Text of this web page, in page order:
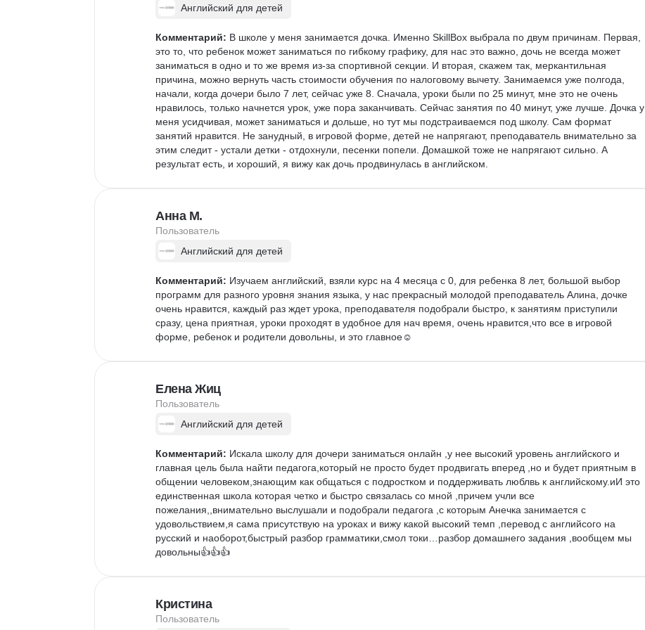
Английский для детей
Комментарий: В школе у меня занимается дочка. Именно SkillBox выбрала по двум причинам. Первая,
это то, что ребенок может заниматься по гибкому графику, для нас это важно, дочь не всегда может
заниматься в одно и то же время из-за спортивной секции. И вторая, скажем так, меркантильная
причина, можно вернуть часть стоимости обучения по налоговому вычету. Занимаемся уже полгода,
начали, когда дочери было 7 лет, сейчас уже 8. Сначала, уроки были по 25 минут, мне это не очень
нравилось, только начнется урок, уже пора заканчивать. Сейчас занятия по 40 минут, уже лучше. Дочка у
меня усидчивая, может заниматься и дольше, но тут мы подстраиваемся под школу. Сам формат
занятий нравится. Не занудный, в игровой форме, детей не напрягают, преподаватель внимательно за
этим следит - устали детки - отдохнули, песенки попели. Домашкой тоже не напрягают сильно. А
результат есть, и хороший, я вижу как дочь продвинулась в английском.
Анна М.
Пользователь
Английский для детей
Комментарий: Изучаем английский, взяли курс на 4 месяца с 0, для ребенка 8 лет, большой выбор
программ для разного уровня знания языка, у нас прекрасный молодой преподаватель Алина, дочке
очень нравится, каждый раз ждет урока, преподавателя подобрали быстро, к занятиям приступили
сразу, цена приятная, уроки проходят в удобное для нач время, очень нравится,что все в игровой
форме, ребенок и родители довольны, и это главное☺️
Елена Жиц
Пользователь
Английский для детей
Комментарий: Искала школу для дочери заниматься онлайн ,у нее высокий уровень английского и
главная цель была найти педагога,который не просто будет продвигать вперед ,но и будет приятным в
общении человеком,знающим как общаться с подростком и поддерживать люблвь к английскому.иИ это
единственная школа которая четко и быстро связалась со мной ,причем учли все
пожелания,,внимательно выслушали и подобрали педагога ,с которым Анечка занимается с
удовольствием,я сама присутствую на уроках и вижу какой высокий темп ,перевод с английсого на
русский и наоборот,быстрый разбор грамматики,смол токи…разбор домашнего задания ,вообщем мы
довольны👍👍👍
Кристина
Пользователь